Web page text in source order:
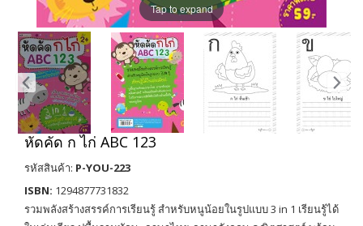
Tap to expand
หัดคัด ก ไก่ ABC 123
รหัสสินค้า: P-YOU-223
ISBN: 1294877731832
รวมพลังสร้างสรรค์การเรียนรู้ สำหรับหนูน้อยในรูปแบบ 3 in 1 เรียนรู้ได้